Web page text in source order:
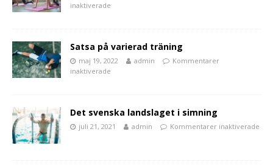
inaktiverade
Satsa på varierad träning
maj 19, 2022 admin
Kommentarer
inaktiverade
Det svenska landslaget i simning
juli 21, 2021 admin Kommentarer inaktiverade